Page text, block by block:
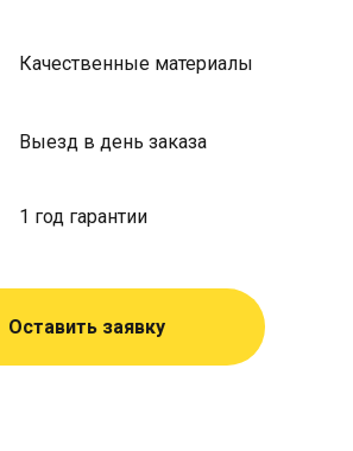
Выезд в день заказа
Качественные материалы
1 год гарантии
Оставить заявку